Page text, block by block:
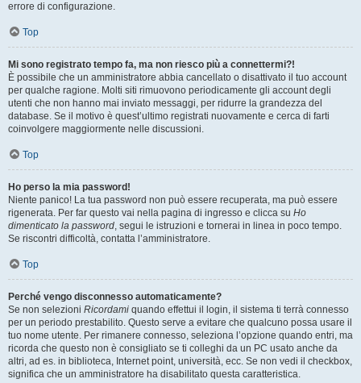
errore di configurazione.
Top
Mi sono registrato tempo fa, ma non riesco più a connettermi?!
È possibile che un amministratore abbia cancellato o disattivato il tuo account
per qualche ragione. Molti siti rimuovono periodicamente gli account degli
utenti che non hanno mai inviato messaggi, per ridurre la grandezza del
database. Se il motivo è quest’ultimo registrati nuovamente e cerca di farti
coinvolgere maggiormente nelle discussioni.
Top
Ho perso la mia password!
Niente panico! La tua password non può essere recuperata, ma può essere
rigenerata. Per far questo vai nella pagina di ingresso e clicca su Ho
dimenticato la password, segui le istruzioni e tornerai in linea in poco tempo.
Se riscontri difficoltà, contatta l’amministratore.
Top
Perché vengo disconnesso automaticamente?
Se non selezioni Ricordami quando effettui il login, il sistema ti terrà connesso
per un periodo prestabilito. Questo serve a evitare che qualcuno possa usare il
tuo nome utente. Per rimanere connesso, seleziona l’opzione quando entri, ma
ricorda che questo non è consigliato se ti colleghi da un PC usato anche da
altri, ad es. in biblioteca, Internet point, università, ecc. Se non vedi il checkbox,
significa che un amministratore ha disabilitato questa caratteristica.